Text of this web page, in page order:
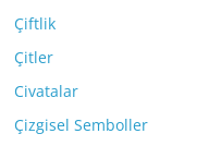
Çiftlik
Çitler
Civatalar
Çizgisel Semboller